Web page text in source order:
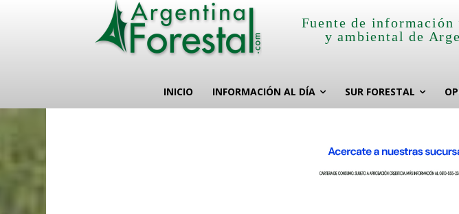
Fuente de
y ambiental de
INICIO INFORMACIÓN AL DÍA SUR FORESTAL